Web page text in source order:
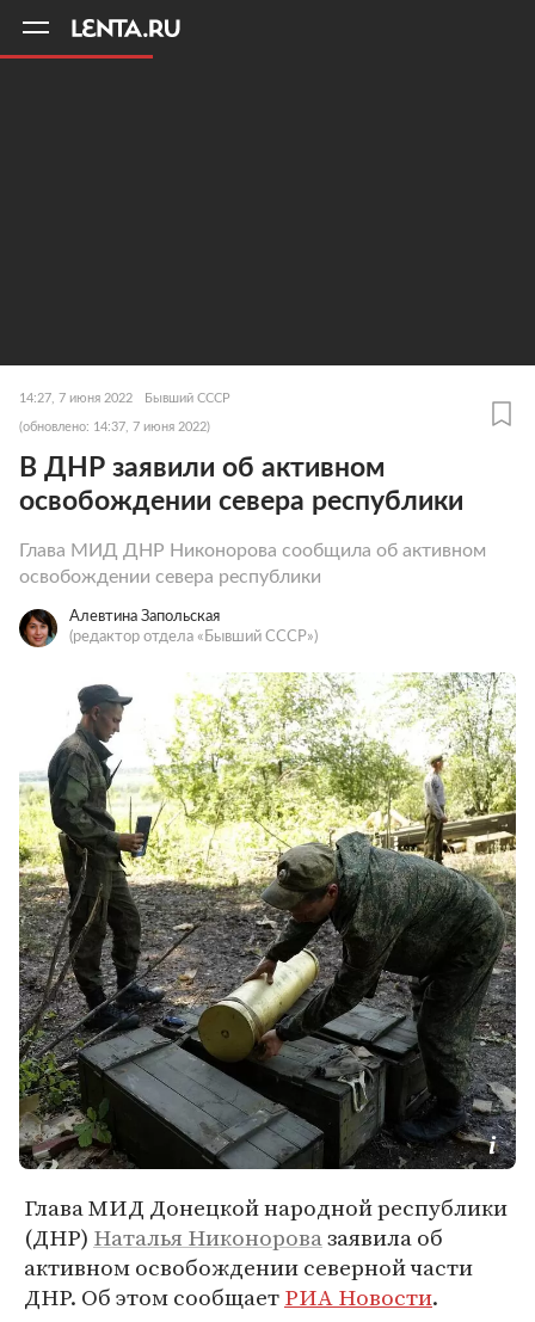
14:27, 7 июня 2022 Бывший СССР
(обновлено: 14:37, 7 июня 2022)
В ДНР заявили об активном
освобождении севера республики
Глава МИД ДНР Никонорова сообщила об активном
освобождении севера республики
Алевтина Запольская
(редактор отдела «Бывший СССР»)
Глава МИД Донецкой народной республики
(ДНР) Наталья Никоноровазаявила об
активном освобождении северной части
ДНР. Об этом сообщаетРИА Новости.